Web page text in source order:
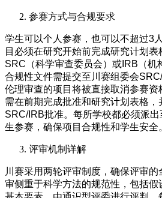
参赛方式与合规要求
学生可以个人参赛，也可以不超过3
目必须在研究开始前完成研究计划
SRC（科学审查委员会）或IRB（机
合规性文件需提交至川赛组委会
伦理审查的项目将被直接取消参赛资
需在前期完成批准和研究计划表格
SRC/IRB批准。每所学校都必须派
生参赛，确保项目合规性和学生安全
评审机制详解
川赛采用两轮评审制度，确保评审
审侧重于科学方法的规范性，包括